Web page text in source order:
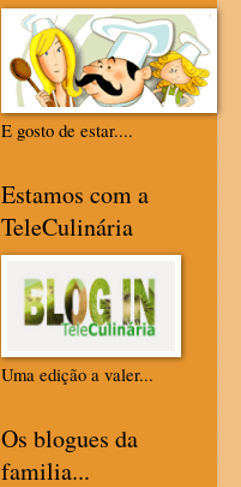
E gosto de estar....
Estamos com a
TeleCulinária
Uma edição a valer...
Os blogues da
familia...